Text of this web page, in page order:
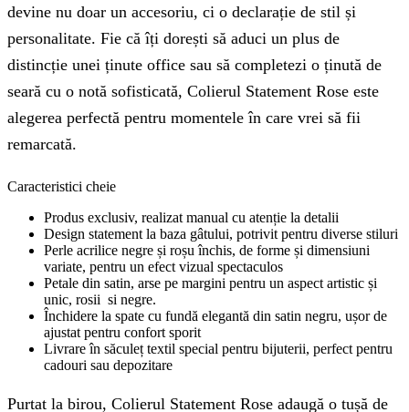
devine nu doar un accesoriu, ci o declarație de stil și
personalitate. Fie că îți dorești să aduci un plus de
distincție unei ținute office sau să completezi o ținută de
seară cu o notă sofisticată, Colierul Statement Rose este
alegerea perfectă pentru momentele în care vrei să fii
remarcată.
Caracteristici cheie
Produs exclusiv, realizat manual cu atenție la detalii
Design statement la baza gâtului, potrivit pentru diverse stiluri
Perle acrilice negre și roșu închis, de forme și dimensiuni
variate, pentru un efect vizual spectaculos
Petale din satin, arse pe margini pentru un aspect artistic și
unic, rosii si negre.
Închidere la spate cu fundă elegantă din satin negru, ușor de
ajustat pentru confort sporit
Livrare în săculeț textil special pentru bijuterii, perfect pentru
cadouri sau depozitare
Purtat la birou, Colierul Statement Rose adaugă o tușă de